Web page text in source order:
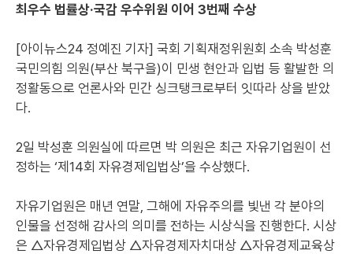
최우수 법률상·국감 우수위원 이어 3번째 수상
[아이뉴스24 정예진 기자] 국회 기획재정위원회 소속 박성훈
국민의힘 의원(부산 북구을)이 민생 현안과 입법 등 활발한 의
정활동으로 언론사와 민간 싱크탱크로부터 잇따라 상을 받았
다.
2일 박성훈 의원실에 따르면 박 의원은 최근 자유기업원이 선
정하는 ‘제14회 자유경제입법상’을 수상했다.
자유기업원은 매년 연말, 그해에 자유주의를 빛낸 각 분야의
인물을 선정해 감사의 의미를 전하는 시상식을 진행한다. 시상
은 △자유경제입법상 △자유경제자치대상 △자유경제교육상